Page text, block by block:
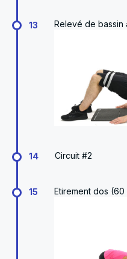
13 Relevé de
14 Circuit #2
15 Etirement dos (60